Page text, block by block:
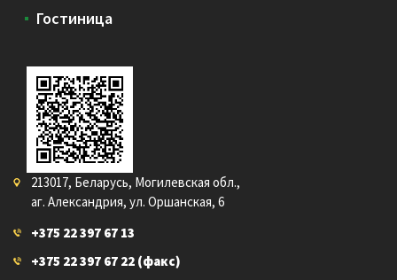
Гостиница
213017, Беларусь, Могилевская обл.,
аг. Александрия, ул. Оршанская, 6
+375 22 397 67 13
+375 22 397 67 22 (факс)